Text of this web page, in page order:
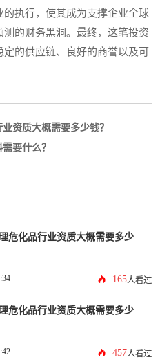
执行，使其成为支撑企业全球
的财务黑洞。最终，这笔投资
的供应链、良好的商誉以及可
资质大概需要多少钱？
要什么？
危化品行业资质大概需要多少
165人看过
危化品行业资质大概需要多少
457人看过